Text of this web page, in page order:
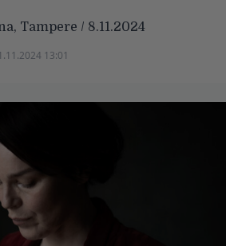
Tampere / 8.11.2024
13:01